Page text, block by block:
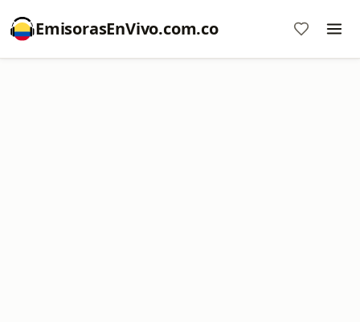
EmisorasEnVivo.com.co